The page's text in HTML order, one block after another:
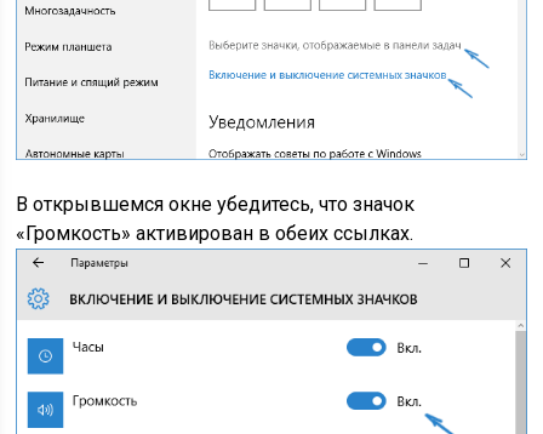
В открывшемся окне убедитесь, что значок
«Громкость» активирован в обеих ссылках.